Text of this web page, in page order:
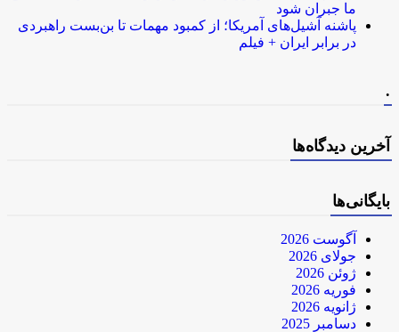
ما جبران شود
پاشنه آشیل‌های آمریکا؛ از کمبود مهمات تا بن‌بست راهبردی
در برابر ایران + فیلم
آخرین دیدگاه‌ها
بایگانی‌ها
آگوست 2026
جولای 2026
ژوئن 2026
فوریه 2026
ژانویه 2026
دسامبر 2025